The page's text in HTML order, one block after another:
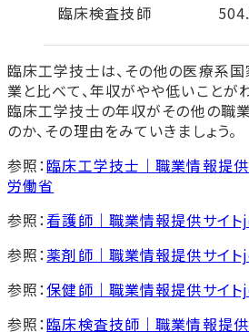
臨床検査技師
臨床工学技士は、その他の医療系
業と比べて、年収がやや低いことが
臨床工学技士の年収がその他の職
のか、その理由をみていきましょう。
参照：臨床工学技士｜職業情報提
労働省
参照：看護師｜職業情報提供サイ
参照：薬剤師｜職業情報提供サイ
参照：保健師｜職業情報提供サイ
参照：臨床検査技師｜職業情報提